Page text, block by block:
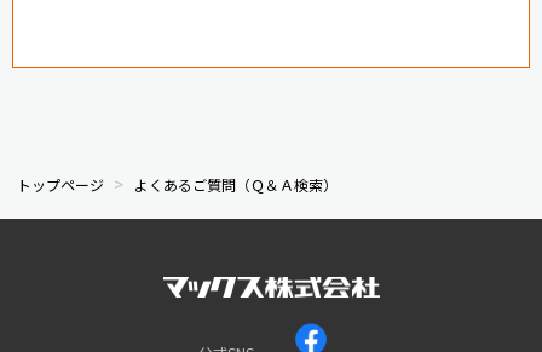
トップページ よくあるご質問（Ｑ＆Ａ検索）